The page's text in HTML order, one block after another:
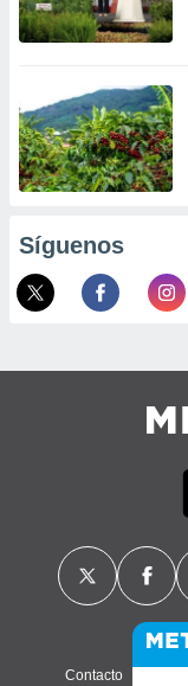
Síguenos
Contacto